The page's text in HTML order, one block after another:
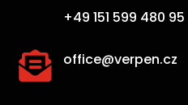
+49 151 599 480 95
 office@verpen.cz